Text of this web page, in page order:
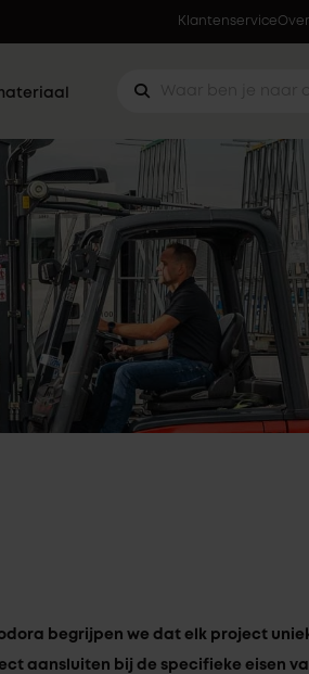
Klantenservice
begrijpen we dat elk project
aansluiten bij de specifieke eisen